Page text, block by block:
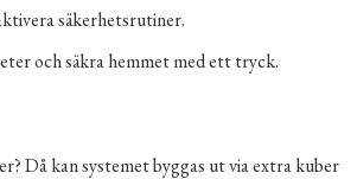
säkerhetsrutiner.
och säkra hemmet med ett tryck.
Då kan systemet byggas ut via extra kuber